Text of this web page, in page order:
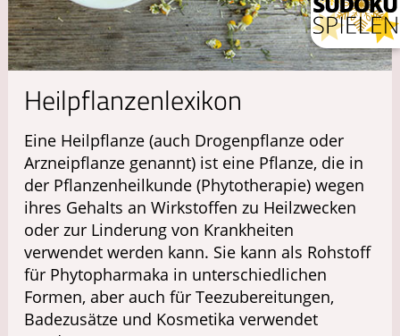
Heilpflanzenlexikon
Eine Heilpflanze (auch Drogenpflanze oder
Arzneipflanze genannt) ist eine Pflanze, die in
der Pflanzenheilkunde (Phytotherapie) wegen
ihres Gehalts an Wirkstoffen zu Heilzwecken
oder zur Linderung von Krankheiten
verwendet werden kann. Sie kann als Rohstoff
für Phytopharmaka in unterschiedlichen
Formen, aber auch für Teezubereitungen,
Badezusätze und Kosmetika verwendet